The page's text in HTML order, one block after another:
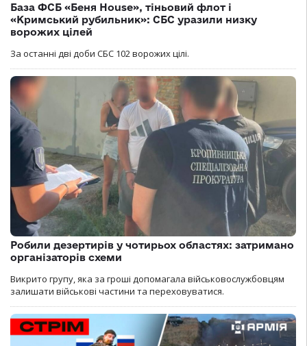
База ФСБ «Беня House», тіньовий флот і
«Кримський рубильник»: СБС уразили низку
ворожих цілей
За останні дві доби СБС 102 ворожих цілі.
Робили дезертирів у чотирьох областях: затримано
організаторів схеми
Викрито групу, яка за гроші допомагала військовослужбовцям
залишати військові частини та переховуватися.